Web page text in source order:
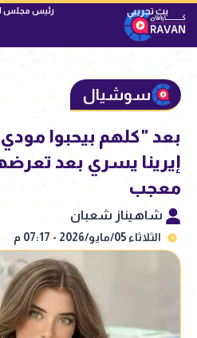
رئيس مجلس
سوشيال
بعد "كلهم بيحبوا
إيرينا يسري بعد
معجب
شاهيناز شعبان
الثلاثاء 05/مايو/2026 - 07:17 م